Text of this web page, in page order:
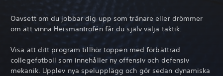
Oavsett om du jobbar dig upp som tränare eller drömmer
om att vinna Heismantrofén får du själv välja taktik.
Visa att ditt program tillhör toppen med förbättrad
collegefotboll som innehåller ny offensiv och defensiv
mekanik. Upplev nya spelupplägg och gör sedan dynamiska